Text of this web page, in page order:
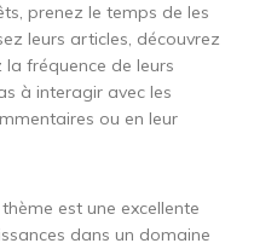
prenez le temps de les
leurs articles, découvrez
la fréquence de leurs
à interagir avec les
ou en leur
est une excellente
dans un domaine